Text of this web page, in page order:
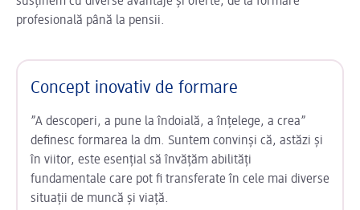
profesională până la pensii.
Concept inovativ de formare
”A descoperi, a pune la îndoială, a înțelege, a crea”
definesc formarea la dm. Suntem convinși că, astăzi și
în viitor, este esențial să învățăm abilități
fundamentale care pot fi transferate în cele mai diverse
situații de muncă și viață.